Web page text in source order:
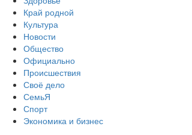
Край родной
Культура
Новости
Общество
Официально
Происшествия
Своё дело
СемьЯ
Спорт
Экономика и бизнес